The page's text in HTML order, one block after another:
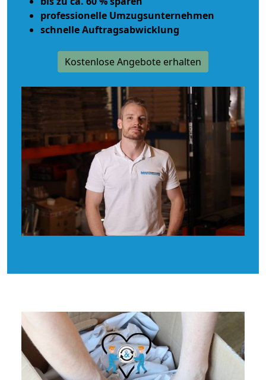
professionelle Umzugsunternehmen
schnelle Auftragsabwicklung
Kostenlose Angebote erhalten